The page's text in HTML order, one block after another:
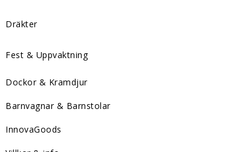
Dräkter
Fest & Uppvaktning
Dockor & Kramdjur
Barnvagnar & Barnstolar
InnovaGoods